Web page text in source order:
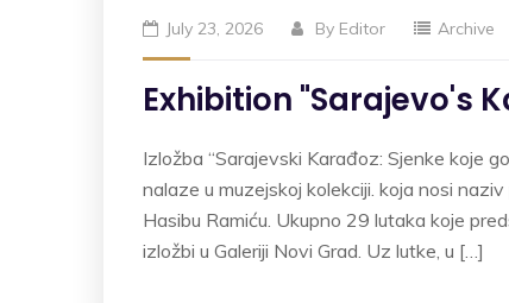
July 23, 2026 By Editor Archive
Exhibition "Sarajevo's
Izložba “Sarajevski Karađoz: Sjenke koje
nalaze u muzejskoj kolekciji. koja nosi
Hasibu Ramiću. Ukupno 29 lutaka koje
izložbi u Galeriji Novi Grad. Uz lutke, u […]